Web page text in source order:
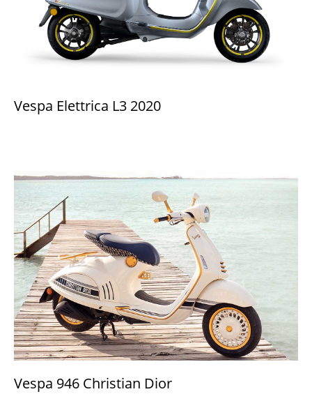
Vespa Elettrica L3 2020
Vespa 946 Christian Dior